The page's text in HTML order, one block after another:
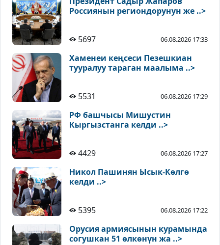
Россиянын региондорунун же ..>
5697 06.08.2026 17:33
Хаменеи кеңсеси Пезешкиан
тууралуу тараган маалыма ..>
5531 06.08.2026 17:29
РФ башчысы Мишустин
Кыргызстанга келди ..>
4429 06.08.2026 17:27
Никол Пашинян Ысык-Көлгө
келди ..>
5395 06.08.2026 17:22
Орусия армиясынын курамында
согушкан 51 өлкөнүн жа ..>